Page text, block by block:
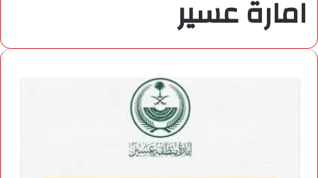
امارة عسير